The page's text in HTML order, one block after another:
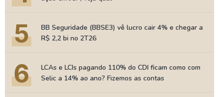
5
BB Seguridade (BBSE3) vê lucro cair 4% e chegar a
R$ 2,2 bi no 2T26
6
LCAs e LCIs pagando 110% do CDI ficam como com
Selic a 14% ao ano? Fizemos as contas